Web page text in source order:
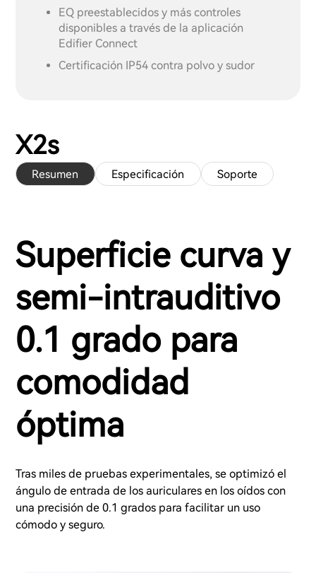
EQ preestablecidos y más controles
disponibles a través de la aplicación
Edifier Connect
Certificación IP54 contra polvo y sudor
X2s
Resumen Especificación Soporte
Superficie curva y
semi-intrauditivo
0.1 grado para
comodidad
óptima
Tras miles de pruebas experimentales, se optimizó el
ángulo de entrada de los auriculares en los oídos con
una precisión de 0.1 grados para facilitar un uso
cómodo y seguro.